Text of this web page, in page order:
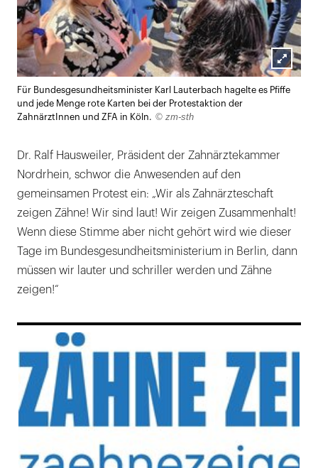
öffnen
Für Bundesgesundheitsminister Karl Lauterbach hagelte es Pfiffe
und jede Menge rote Karten bei der Protestaktion der
ZahnärztInnen und ZFA in Köln. © zm-sth
Dr. Ralf Hausweiler, Präsident der Zahnärztekammer
Nordrhein, schwor die Anwesenden auf den
gemeinsamen Protest ein: „Wir als Zahnärzteschaft
zeigen Zähne! Wir sind laut! Wir zeigen Zusammenhalt!
Wenn diese Stimme aber nicht gehört wird wie dieser
Tage im Bundesgesundheitsministerium in Berlin, dann
müssen wir lauter und schriller werden und Zähne
zeigen!“